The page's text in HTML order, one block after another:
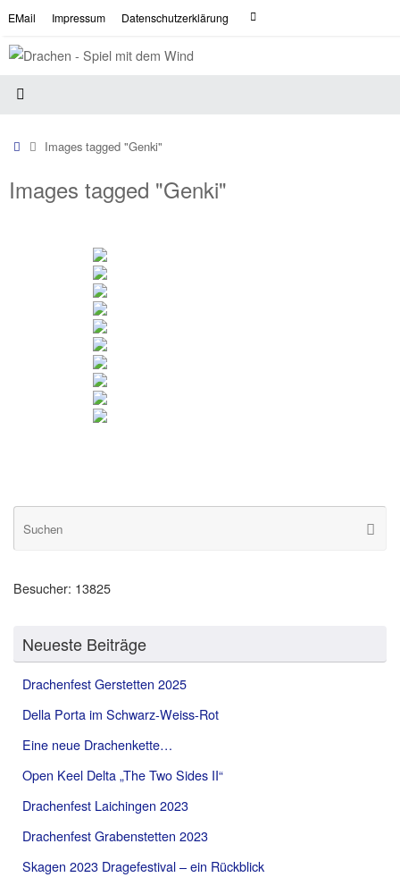
springen
EMail Impressum Datenschutzerklärung Suchen
StartImages tagged "Genki"
Images tagged "Genki"
Besucher: 13825
Neueste Beiträge
Drachenfest Gerstetten 2025
Della Porta im Schwarz-Weiss-Rot
Eine neue Drachenkette…
Open Keel Delta „The Two Sides II“
Drachenfest Laichingen 2023
Drachenfest Grabenstetten 2023
Skagen 2023 Dragefestival – ein Rückblick